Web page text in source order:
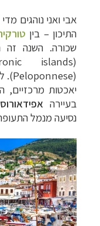
אבי ואני נוהגים
התיכון – בין
שכורה. השנה זה
(
islands
(
Peloponnese
).
יאכטות מרכזיים,
בעיירה אפידאורוס
נסיעה מנמל